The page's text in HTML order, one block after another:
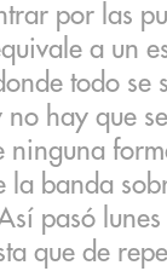
por las
a un
todo se
no hay que
ninguna
la banda
pasó lunes
que de